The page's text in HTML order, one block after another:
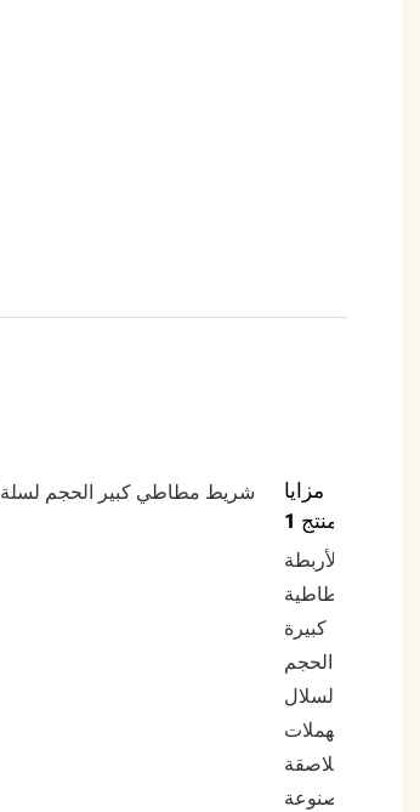
مزايا
المنتج 1
الأربطة
المطاطية
كبيرة
الحجم
لسلال
المهملات
اللاصقة
مصنوعة